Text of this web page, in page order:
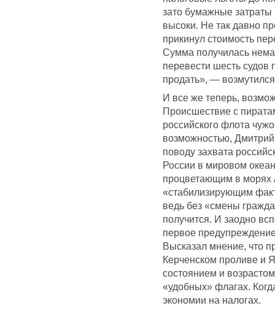
зато бумажные
высоки. Не так давно
прикинул стоимость
Сумма получилась
перевести шесть судов
продать», —
И все же теперь,
Происшествие с
российского флота
возможностью,
поводу захвата
России в мировом
процветающим в морях
«стабилизирующим
ведь без «смены
получится. И заодно
первое
Высказал мнение, что
Керченском проливе и
состоянием и
«удобных» флагах.
экономии на налогах.